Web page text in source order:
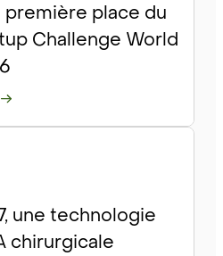
première place du
Challenge World
une technologie
chirurgicale